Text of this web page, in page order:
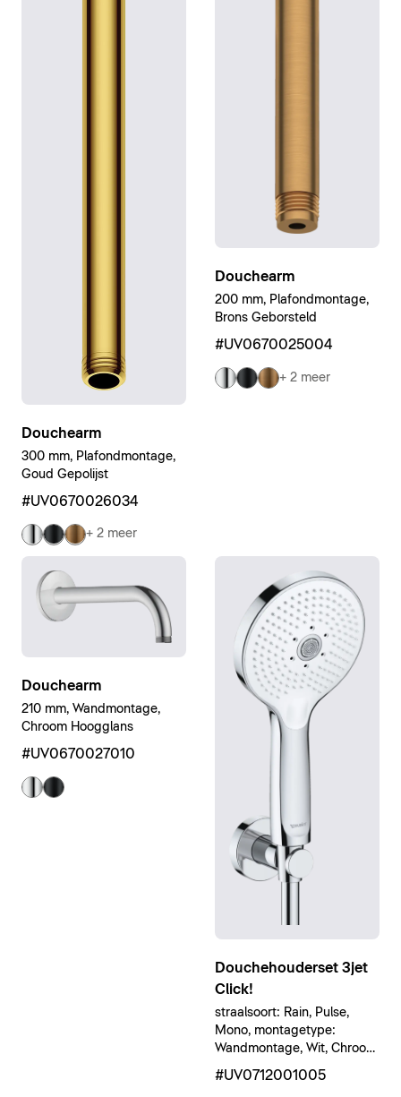
Douchearm
300 mm, Plafondmontage,
Goud Gepolijst
#UV0670026034
+ 2 meer
Douchearm
200 mm, Plafondmontage,
Brons Geborsteld
#UV0670025004
+ 2 meer
Douchearm
210 mm, Wandmontage,
Chroom Hoogglans
#UV0670027010
Douchehouderset 3jet
Click!
straalsoort: Rain, Pulse,
Mono, montagetype:
Wandmontage, Wit, Chroom
Hoogglans
#UV0712001005